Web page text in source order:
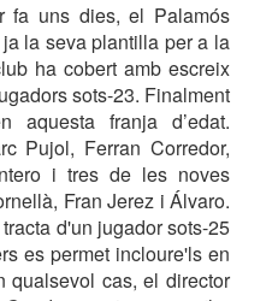
fa uns dies, el Palamós
la seva plantilla per a la
ha cobert amb escreix
sots-23. Finalment
aquesta franja d’edat.
Pujol, Ferran Corredor,
i tres de les noves
Fran Jerez i Álvaro.
d'un jugador sots-25
es permet incloure'ls en
qualsevol cas, el director